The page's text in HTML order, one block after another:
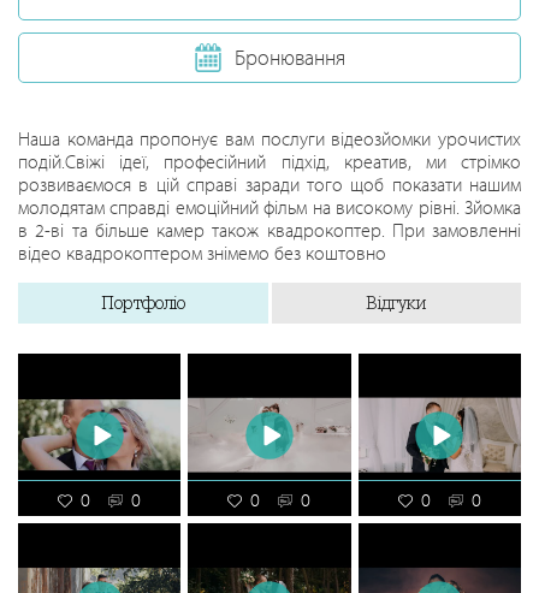
Бронювання
Наша команда пропонує вам послуги відеозйомки урочистих
подій.Свіжі ідеї, професійний підхід, креатив, ми стрімко
розвиваємося в цій справі заради того щоб показати нашим
молодятам справді емоційний фільм на високому рівні. Зйомка
в 2-ві та більше камер також квадрокоптер. При замовленні
відео квадрокоптером знімемо без коштовно
Портфоліо Відгуки
0 0 0 0 0 0